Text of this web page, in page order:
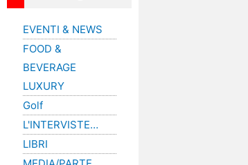
EVENTI & NEWS
FOOD &
BEVERAGE
LUXURY
Golf
L'INTERVISTE…
LIBRI